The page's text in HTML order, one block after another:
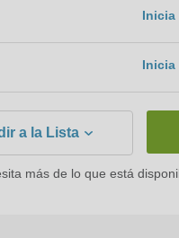
Inicia
Inicia
a la Lista
más de lo que está